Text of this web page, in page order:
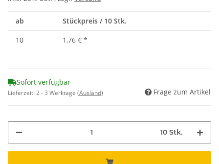
ab Stückpreis / 10 Stk.
10 1,76 € *
Sofort verfügbar
Lieferzeit:2 - 3 Werktage (Ausland) Frage zum Artikel
10 Stk.